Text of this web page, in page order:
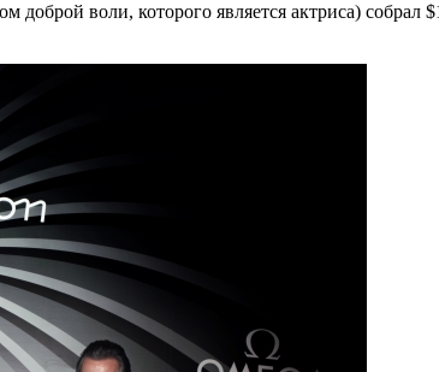
воли, которого является актриса)